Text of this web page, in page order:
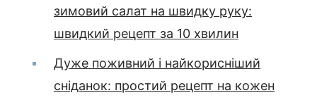
зимовий салат на швидку руку:
швидкий рецепт за 10 хвилин
Дуже поживний і найкорисніший
сніданок: простий рецепт на кожен